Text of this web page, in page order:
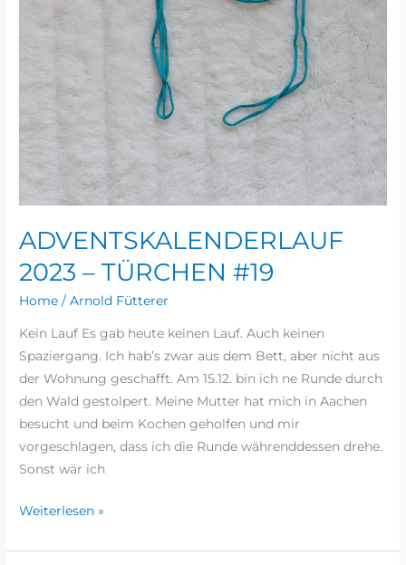
ADVENTSKALENDERLAUF
2023 – TÜRCHEN #19
Home /Arnold Fütterer
Kein Lauf Es gab heute keinen Lauf. Auch keinen
Spaziergang. Ich hab’s zwar aus dem Bett, aber nicht aus
der Wohnung geschafft. Am 15.12. bin ich ne Runde durch
den Wald gestolpert. Meine Mutter hat mich in Aachen
besucht und beim Kochen geholfen und mir
vorgeschlagen, dass ich die Runde währenddessen drehe.
Sonst wär ich
Weiterlesen »